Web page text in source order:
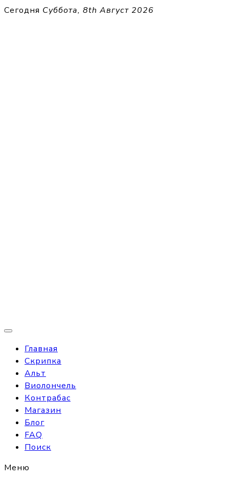
Перейти
Сегодня Суббота, 8th Август 2026
Главная
Скрипка
Альт
Виолончель
Контрабас
Магазин
Блог
FAQ
Поиск
Меню